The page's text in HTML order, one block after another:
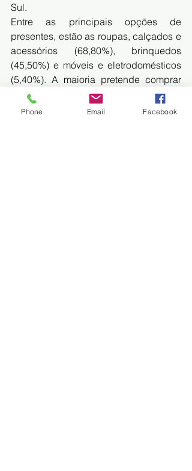
Sul.
Entre as principais opções de
presentes, estão as roupas, calçados e
acessórios (68,80%), brinquedos
(45,50%) e móveis e eletrodomésticos
(5,40%). A maioria pretende comprar
em lojas físicas (86,30%). No  momento
da compra, o preço (62,60%), o
Phone Email Facebook